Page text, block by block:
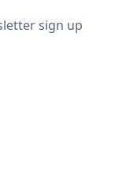
sign up